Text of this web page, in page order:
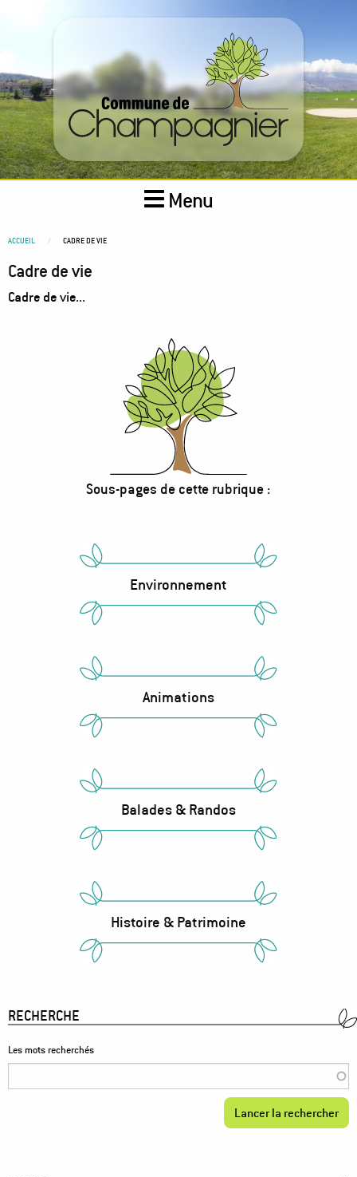
Menu
You
here
ACCUEIL CADRE DE VIE
Cadre de vie
Cadre de vie...
Sous-pages de cette rubrique :
Environnement
Animations
Balades & Randos
Histoire & Patrimoine
RECHERCHE
Les mots recherchés